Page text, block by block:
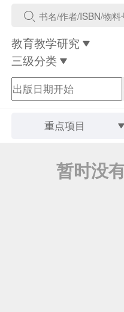
教育教学研究
三级分类
重点项目
暂时没